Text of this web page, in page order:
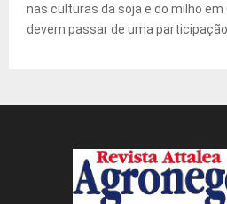
nas culturas da soja e do milho em
devem passar de uma